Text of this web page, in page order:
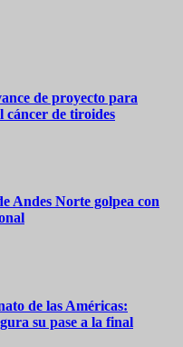
de proyecto para
cáncer de tiroides
Andes Norte golpea con
de las Américas:
su pase a la final